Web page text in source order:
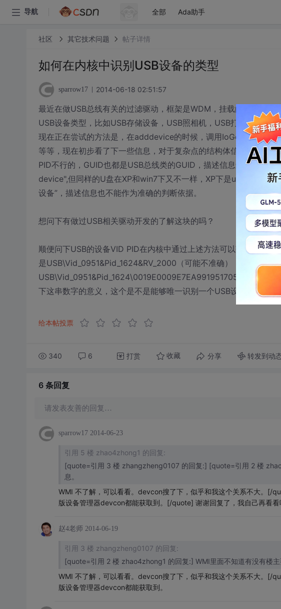
导航 全部 Ada助手
社区 其它技术问题 帖子详情
如何在内核中识别USB设备的类型
sparrow17 2014-06-18 02:51:57
最近在做USB总线有关的过滤驱动，框架是WDM，挂载的GUID是
USB设备类型，比如USB存储设备，USB照相机，USB打印机什么的
现在正在尝试的方法是，在adddevice的时候，调用
等等，现在初步看了下一些信息，对于复杂点的结构体信息还没仔
PID不行的，GUID也都是USB总线类的GUID，描述信息还稍微能
device",但同样的U盘在XP和win7下又不一样，XP下是usb mass
设备”，描述信息也不能作为准确的判断依据。
想问下有做过USB相关驱动开发的了解这块的吗？
顺便问下USB的设备VID PID在内核中通过上述方法可以获取，但
是USB\Vid_0951&Pid_1624&RV_2000（可能不准确），而注册表
USB\Vid_0951&Pid_1624\0019E0009E7EA99195170567，后面
下这串数字的意义，这个是不是能够唯一识别一个USB设备，如果
给本帖投票
340 6 打赏 收藏 分享 转发到动
6 条回复
请发表友善的回复…
sparrow17 2014-06-23
引用 5 楼 zhao4zhong1 的回复:
[quote=引用 3 楼 zhangzheng0107 的回复:] [quote=引用 2 楼
息。
WMI 不了解，可以看看。devcon搜了下，似乎和我这个关系不大。[/
版设备管理器devcon都能获取到。[/quote] 谢谢回复了，我自己再看看
赵4老师 2014-06-19
引用 3 楼 zhangzheng0107 的回复:
[quote=引用 2 楼 zhao4zhong1 的回复:] WMI里面不知道有没有楼主
WMI 不了解，可以看看。devcon搜了下，似乎和我这个关系不大。[/
版设备管理器devcon都能获取到。